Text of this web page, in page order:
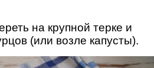
на крупной терке и
(или возле капусты).